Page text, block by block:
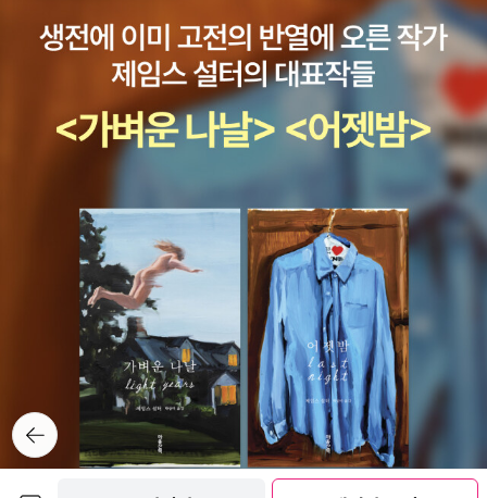
년, 러시아의 식물학자인 보로노프(Yuri Voronov)가 근대적인 식물
원으로 개선작업을 하여 지금에 이르렀다고 하니 한번 가보고 싶더라
구요책에는 조지아의 수도 트빌리시를 중심으로 해 하루씩 다녀올 수
있는 특색 있는 도시들이 소개되어 있는데요 조지아의 옛 수도이자
역사적인 마을 므츠헤타부터 스탈린의 고향 고리, 독특한 요새 아나
누리, 제정러시아 시절 온천때문에 황실 휴양지로 이용되었던 힐링
휴양지 보르조미까지 다양한 도시들의 특색을 알려주고 있어서 좋았
어요 유네스코 세계문화유산으로 등재된 곳들도 소개되어 있어서 눈
길을 끌더라구요 종교건축물, 코카서스 산맥을 따라 있는 중세 건축
물은 유적지에서 볼 수 있는데요 3개의 유네스코 세계 문화유산으로
는 1. 쿠타이시의 바그라티 대성당 Bagrati Cathedral과 겔라티 수
도원 Gelati Monastery2 므츠헤타 Mtskheta 역사유적3. 스바네
티 Svanet와 우쉬굴리의 코쉬키(탑 주택) 등이 소개되어 있어요​이
외에 작은 스위스라 불리는 메스티아, 스키를 즐길 수 있는 구다우리,
바쿠리아니, 하트스발리, 스바네티, 고데르지의 5곳, 우쉬굴리의 트
레킹일정 등 트빌리시와 근교도시외 여러 곳이 소개되어 조지아 여행
뒤로가
기